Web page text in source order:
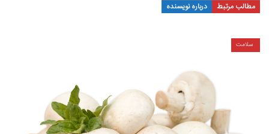
مطالب مرتبط درباره نویسنده
سلامت